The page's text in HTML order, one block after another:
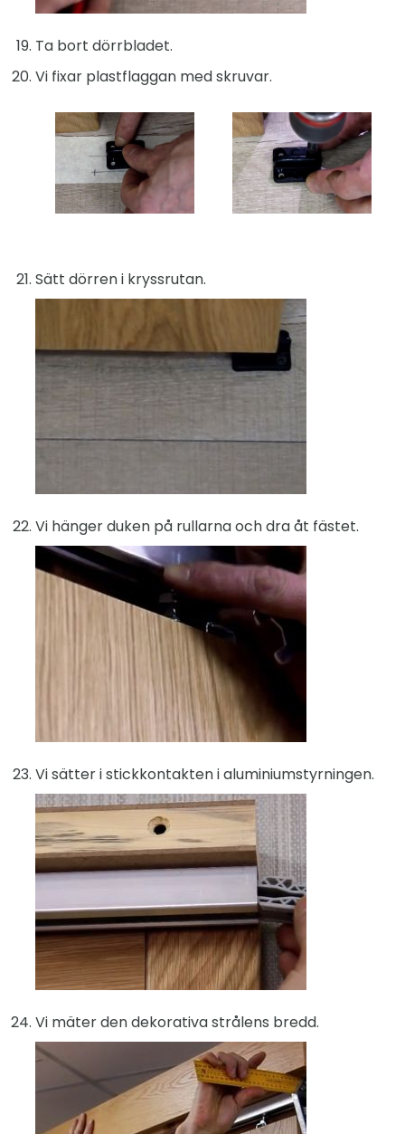
Ta bort dörrbladet.
Vi fixar plastflaggan med skruvar.
Sätt dörren i kryssrutan.
Vi hänger duken på rullarna och dra åt fästet.
Vi sätter i stickkontakten i aluminiumstyrningen.
Vi mäter den dekorativa strålens bredd.